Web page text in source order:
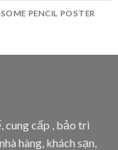
PENCIL POSTER
cung cấp , bảo trì
hàng, khách sạn,